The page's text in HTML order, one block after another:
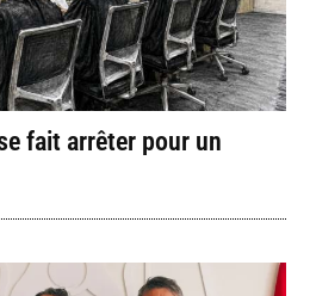
fait arrêter pour un